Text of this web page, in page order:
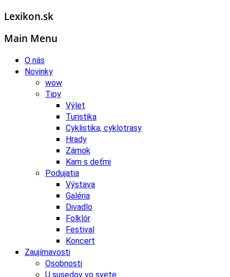
Lexikon.sk
Main Menu
O nás
Novinky
wow
Tipy
Výlet
Turistika
Cyklistika, cyklotrasy
Hrady
Zámok
Kam s deťmi
Podujatia
Výstava
Galéria
Divadlo
Folklór
Festival
Koncert
Zaujímavosti
Osobnosti
U susedov vo svete